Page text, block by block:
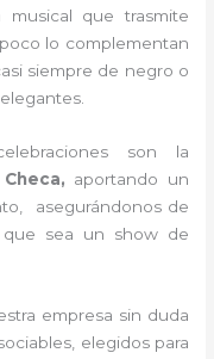
que trasmite
lo complementan
siempre de negro o
son la
aportando un
asegurándonos de
sea un show de
empresa sin duda
elegidos para